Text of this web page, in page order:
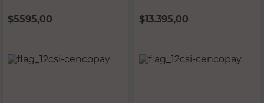
$5595,00 $13.395,00